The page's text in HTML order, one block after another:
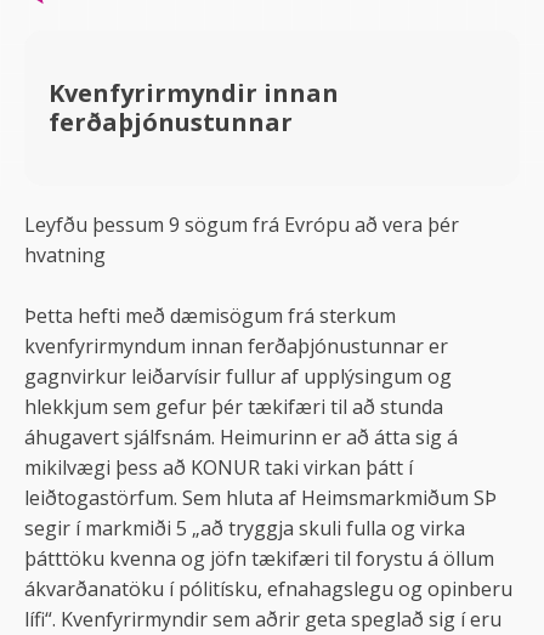
Kvenfyrirmyndir innan
ferðaþjónustunnar
Leyfðu þessum 9 sögum frá Evrópu að vera þér
hvatning
Þetta hefti með dæmisögum frá sterkum
kvenfyrirmyndum innan ferðaþjónustunnar er
gagnvirkur leiðarvísir fullur af upplýsingum og
hlekkjum sem gefur þér tækifæri til að stunda
áhugavert sjálfsnám. Heimurinn er að átta sig á
mikilvægi þess að KONUR taki virkan þátt í
leiðtogastörfum. Sem hluta af Heimsmarkmiðum SÞ
segir í markmiði 5 „að tryggja skuli fulla og virka
þátttöku kvenna og jöfn tækifæri til forystu á öllum
ákvarðanatöku í pólitísku, efnahagslegu og opinberu
lífi“. Kvenfyrirmyndir sem aðrir geta speglað sig í eru